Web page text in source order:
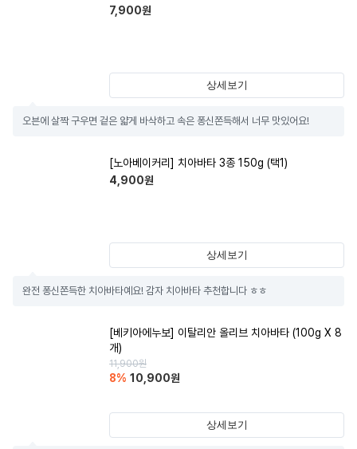
7,900원
상세보기
오븐에 살짝 구우면 겉은 얇게 바삭하고 속은 퐁신쫀득해서 너무 맛있어요!
[노아베이커리] 치아바타 3종 150g (택1)
4,900원
상세보기
완전 퐁신쫀득한 치아바타예요! 감자 치아바타 추천합니다 ㅎㅎ
[베키아에누보] 이탈리안 올리브 치아바타 (100g X 8
개)
11,900원
8% 10,900원
상세보기